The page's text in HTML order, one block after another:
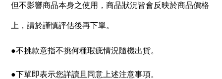
但不影響商品本身之使用， 商品狀況皆會反映於商品價格
上，請於謹慎評估後再下單。
●不挑款意指不挑何種瑕疵情況隨機出貨。
●下單即表示您詳讀且同意上述注意事項。